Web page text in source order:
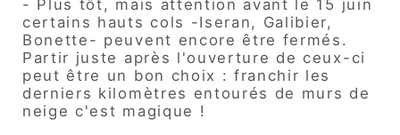
- Plus tôt, mais attention avant le 15 juin
certains hauts cols -Iseran, Galibier,
Bonette- peuvent encore être fermés.
Partir juste après l'ouverture de ceux-ci
peut être un bon choix : franchir les
derniers kilomètres entourés de murs de
neige c'est magique !